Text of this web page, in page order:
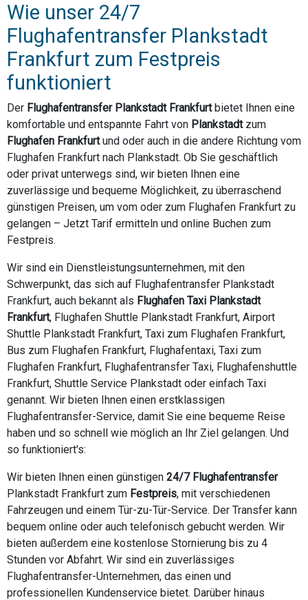
Wie unser 24/7
Flughafentransfer Plankstadt
Frankfurt zum Festpreis
funktioniert
Der Flughafentransfer Plankstadt Frankfurtbietet Ihnen eine
komfortable und entspannte Fahrt von Plankstadtzum
Flughafen Frankfurtund oder auch in die andere Richtung vom
Flughafen Frankfurt nach Plankstadt. Ob Sie geschäftlich
oder privat unterwegs sind, wir bieten Ihnen eine
zuverlässige und bequeme Möglichkeit, zu überraschend
günstigen Preisen, um vom oder zum Flughafen Frankfurt zu
gelangen – Jetzt Tarif ermitteln und online Buchen zum
Festpreis.
Wir sind ein Dienstleistungsunternehmen, mit den
Schwerpunkt, das sich auf Flughafentransfer Plankstadt
Frankfurt, auch bekannt als Flughafen Taxi Plankstadt
Frankfurt, Flughafen Shuttle Plankstadt Frankfurt, Airport
Shuttle Plankstadt Frankfurt, Taxi zum Flughafen Frankfurt,
Bus zum Flughafen Frankfurt, Flughafentaxi, Taxi zum
Flughafen Frankfurt, Flughafentransfer Taxi, Flughafenshuttle
Frankfurt, Shuttle Service Plankstadt oder einfach Taxi
genannt. Wir bieten Ihnen einen erstklassigen
Flughafentransfer-Service, damit Sie eine bequeme Reise
haben und so schnell wie möglich an Ihr Ziel gelangen. Und
so funktioniert's:
Wir bieten Ihnen einen günstigen 24/7 Flughafentransfer
Plankstadt Frankfurt zum Festpreis, mit verschiedenen
Fahrzeugen und einem Tür-zu-Tür-Service. Der Transfer kann
bequem online oder auch telefonisch gebucht werden. Wir
bieten außerdem eine kostenlose Stornierung bis zu 4
Stunden vor Abfahrt. Wir sind ein zuverlässiges
Flughafentransfer-Unternehmen, das einen und
professionellen Kundenservice bietet. Darüber hinaus